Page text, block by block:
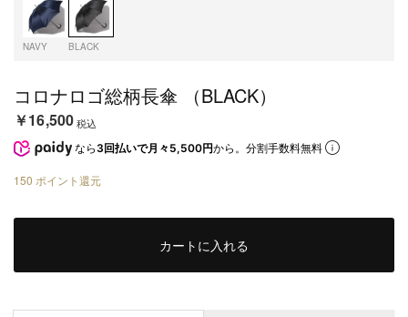
NAVY BLACK
コロナロゴ総柄長傘 （BLACK）
￥16,500税込
なら 3回払いで月々5,500円から。分割手数料無料
150 ポイント還元
カートに入れる